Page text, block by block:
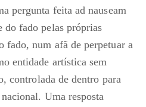
pergunta feita ad nauseam
do fado pelas próprias
fado, num afã de perpetuar a
entidade artística sem
controlada de dentro para
Uma resposta